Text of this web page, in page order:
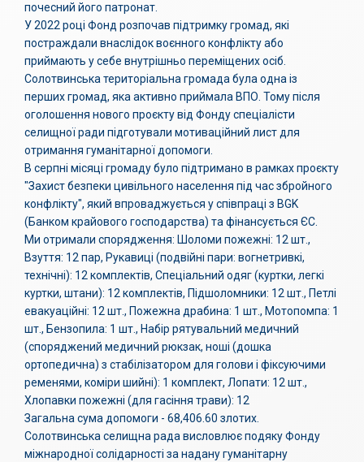
почесний його патронат.
У 2022 році Фонд розпочав підтримку громад, які
постраждали внаслідок воєнного конфлікту або
приймають у себе внутрішньо переміщених осіб.
Солотвинська територіальна громада була одна із
перших громад, яка активно приймала ВПО. Тому після
оголошення нового проєкту від Фонду спеціалісти
селищної ради підготували мотиваційний лист для
отримання гуманітарної допомоги.
В серпні місяці громаду було підтримано в рамках проєкту
"Захист безпеки цивільного населення під час збройного
конфлікту", який впроваджується у співпраці з BGK
(Банком крайового господарства) та фінансується ЄС.
Ми отримали спорядження: Шоломи пожежні: 12 шт.,
Взуття: 12 пар, Рукавиці (подвійні пари: вогнетривкі,
технічні): 12 комплектів, Спеціальний одяг (куртки, легкі
куртки, штани): 12 комплектів, Підшоломники: 12 шт., Петлі
евакуаційні: 12 шт., Пожежна драбина: 1 шт., Мотопомпа: 1
шт., Бензопила: 1 шт., Набір рятувальний медичний
(споряджений медичний рюкзак, ноші (дошка
ортопедична) з стабілізатором для голови і фіксуючими
ременями, коміри шийні): 1 комплект, Лопати: 12 шт.,
Хлопавки пожежні (для гасіння трави): 12
Загальна сума допомоги - 68,406.60 злотих.
Солотвинська селищна рада висловлює подяку Фонду
міжнародної солідарності за надану гуманітарну